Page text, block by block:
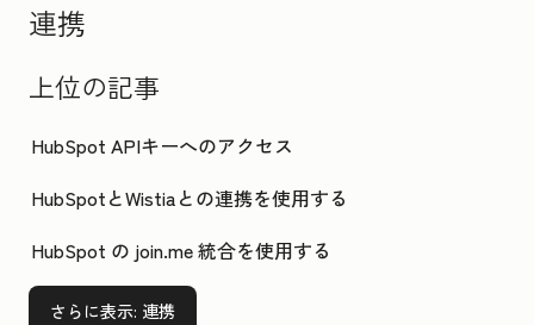
連携
上位の記事
HubSpot APIキーへのアクセス
HubSpotとWistiaとの連携を使用する
HubSpot の join.me 統合を使用する
さらに表示: 連携